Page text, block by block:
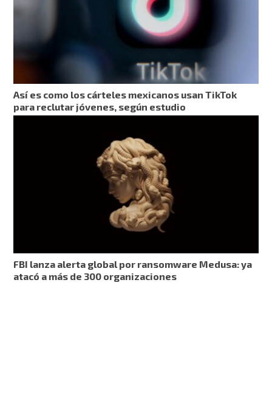
Así es como los cárteles mexicanos usan TikTok
para reclutar jóvenes, según estudio
FBI lanza alerta global por ransomware Medusa: ya
atacó a más de 300 organizaciones